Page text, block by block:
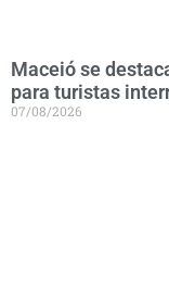
Maceió se
para turistas
07/08/2026